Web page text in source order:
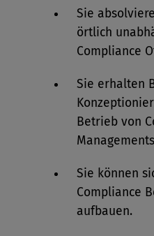
Sie
örtlich
Compliance
Sie erhalten
Betrieb von
Sie können
Compliance
aufbauen.